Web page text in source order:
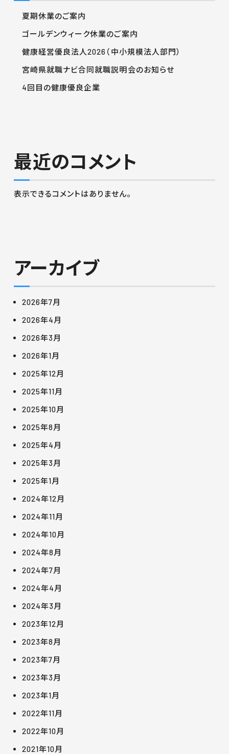
夏期休業のご案内
ゴールデンウィーク休業のご案内
健康経営優良法人2026（中小規模法人部門）
宮崎県就職ナビ合同就職説明会のお知らせ
4回目の健康優良企業
最近のコメント
表示できるコメントはありません。
アーカイブ
2026年7月
2026年4月
2026年3月
2026年1月
2025年12月
2025年11月
2025年10月
2025年8月
2025年4月
2025年3月
2025年1月
2024年12月
2024年11月
2024年10月
2024年8月
2024年7月
2024年4月
2024年3月
2023年12月
2023年8月
2023年7月
2023年3月
2023年1月
2022年11月
2022年10月
2021年10月